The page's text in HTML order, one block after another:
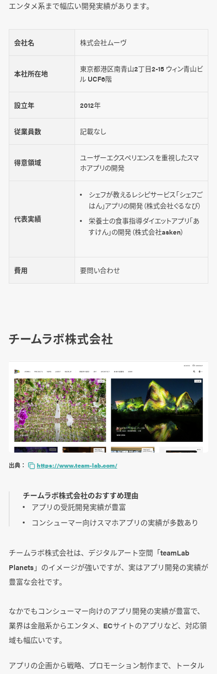
エンタメ系まで幅広い開発実績があります。
会社名 株式会社ムーヴ
本社所在地
東京都港区南青山2丁目2-15 ウィン青山ビ
ル UCF6階
設立年 2012年
従業員数 記載なし
得意領域
ユーザーエクスペリエンスを重視したスマ
ホアプリの開発
代表実績
シェフが教えるレシピサービス「シェフご
はん」アプリの開発（株式会社ぐるなび）
栄養士の食事指導ダイエットアプリ「あ
すけん」の開発（株式会社asken）
費用 要問い合わせ
チームラボ株式会社
出典： https://www.team-lab.com/
チームラボ株式会社のおすすめ理由
アプリの受託開発実績が豊富
コンシューマー向けスマホアプリの実績が多数あり
チームラボ株式会社は、デジタルアート空間「teamLab
Planets」のイメージが強いですが、実はアプリ開発の実績が
豊富な会社です。
なかでもコンシューマー向けのアプリ開発の実績が豊富で、
業界は金融系からエンタメ、ECサイトのアプリなど、対応領
域も幅広いです。
アプリの企画から戦略、プロモーション制作まで、トータル